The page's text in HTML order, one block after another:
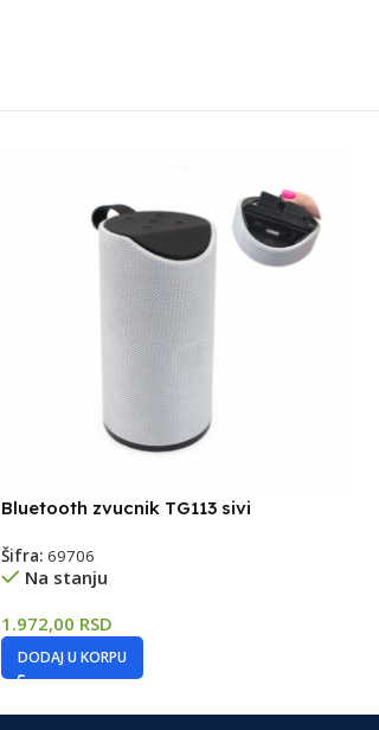
Bluetooth zvucnik TG113 sivi
Šifra:69706
Na stanju
1.972,00 RSD
DODAJ U KORPU